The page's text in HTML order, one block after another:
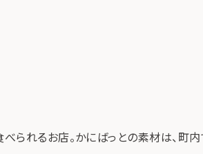
られるお店。かにばっとの素材は、町